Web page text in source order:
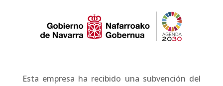
Esta empresa ha recibido una subvención del